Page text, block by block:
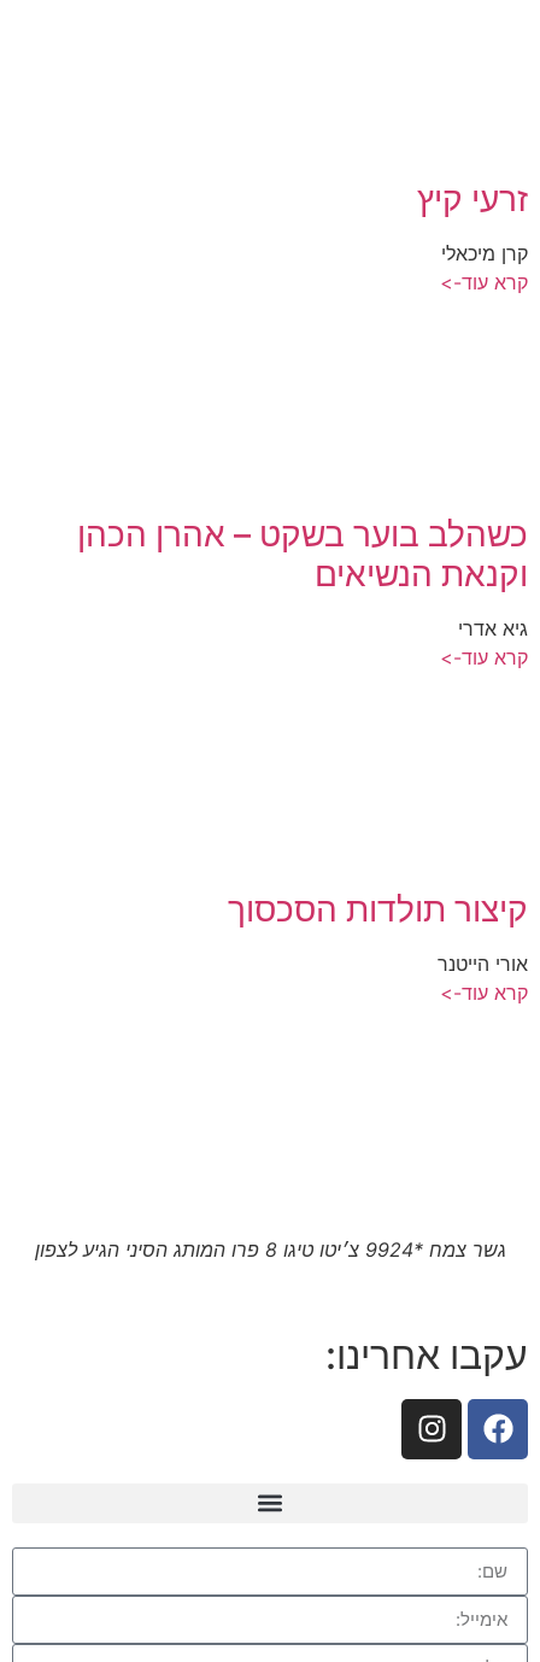
זרעי קיץ
קרן מיכאלי
קרא עוד->
כשהלב בוער בשקט – אהרן הכהן
וקנאת הנשיאים
גיא אדרי
קרא עוד->
קיצור תולדות הסכסוך
אורי הייטנר
קרא עוד->
גשר צמח *9924 צ׳יטו טיגו 8 פרו המותג הסיני הגיע לצפון
עקבו אחרינו: